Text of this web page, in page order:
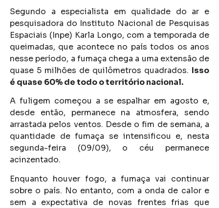
Segundo a especialista em qualidade do ar e
pesquisadora do Instituto Nacional de Pesquisas
Espaciais (Inpe) Karla Longo, com a temporada de
queimadas, que acontece no país todos os anos
nesse período, a fumaça chega a uma extensão de
quase 5 milhões de quilômetros quadrados. Isso
é quase 60% de todo o território nacional.
A fuligem começou a se espalhar em agosto e,
desde então, permanece na atmosfera, sendo
arrastada pelos ventos. Desde o fim de semana, a
quantidade de fumaça se intensificou e, nesta
segunda-feira (09/09), o céu permanece
acinzentado.
Enquanto houver fogo, a fumaça vai continuar
sobre o país. No entanto, com a onda de calor e
sem a expectativa de novas frentes frias que